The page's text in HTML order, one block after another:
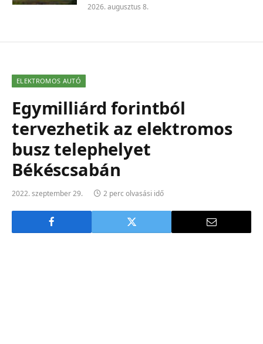
2026. augusztus 8.
ELEKTROMOS AUTÓ
Egymilliárd forintból
tervezhetik az elektromos
busz telephelyet
Békéscsabán
2022. szeptember 29. 2 perc olvasási idő